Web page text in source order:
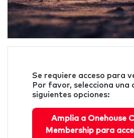
Se requiere acceso para
Por favor, selecciona una
siguientes opciones:
Amplia a Onehouse
Membership para